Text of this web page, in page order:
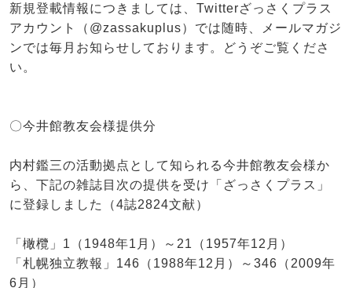
新規登載情報につきましては、Twitterざっさくプラス
アカウント（@zassakuplus）では随時、メールマガジ
ンでは毎月お知らせしております。どうぞご覧くださ
い。
〇今井館教友会様提供分
内村鑑三の活動拠点として知られる今井館教友会様か
ら、下記の雑誌目次の提供を受け「ざっさくプラス」
に登録しました（4誌2824文献）
「橄欖」1（1948年1月）～21（1957年12月）
「札幌独立教報」146（1988年12月）～346（2009年
6月）